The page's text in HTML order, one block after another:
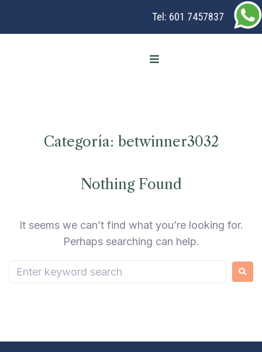
Tel: 601 7457837
Categoría: betwinner3032
Nothing Found
It seems we can’t find what you’re looking for.
Perhaps searching can help.